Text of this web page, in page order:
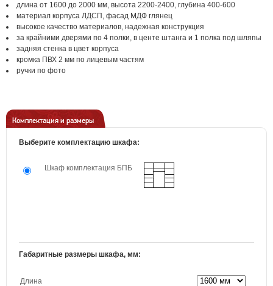
длина от 1600 до 2000 мм, высота 2200-2400, глубина 400-600
материал корпуса ЛДСП, фасад МДФ глянец
высокое качество материалов, надежная конструкция
за крайними дверями по 4 полки, в центе штанга и 1 полка под шляпы
задняя стенка в цвет корпуса
кромка ПВХ 2 мм по лицевым частям
ручки по фото
Комплектация и размеры
Выберите комплектацию шкафа:
Шкаф комплектация БПБ
Габаритные размеры шкафа, мм:
Длина